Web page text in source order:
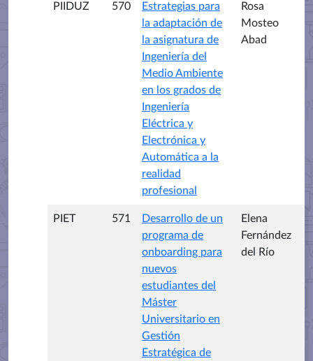
PIIDUZ 570
Estrategias para
la adaptación de
la asignatura de
Ingeniería del
Medio Ambiente
en los grados de
Ingeniería
Eléctrica y
Electrónica y
Automática a la
realidad
profesional
Rosa
Mosteo
Abad
PIET 571
Desarrollo de un
programa de
onboarding para
nuevos
estudiantes del
Máster
Universitario en
Gestión
Estratégica de
Elena
Fernández
del Río